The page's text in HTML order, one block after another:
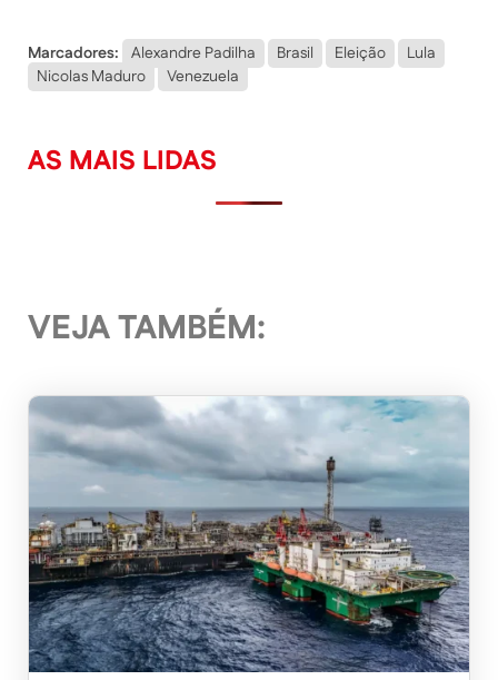
Marcadores: Alexandre Padilha Brasil Eleição
Lula
Nicolas Maduro
Venezuela
AS MAIS LIDAS
VEJA TAMBÉM: